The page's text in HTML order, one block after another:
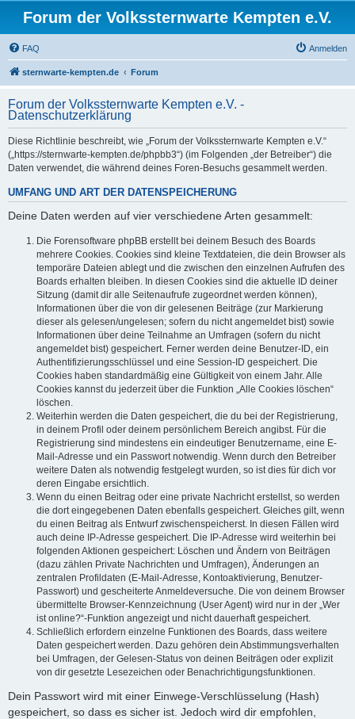
Forum der Volkssternwarte Kempten e.V.
FAQ Anmelden
sternwarte-kempten.de Forum
Forum der Volkssternwarte Kempten e.V. -
Datenschutzerklärung
Diese Richtlinie beschreibt, wie „Forum der Volkssternwarte Kempten e.V.“
(„https://sternwarte-kempten.de/phpbb3“) (im Folgenden „der Betreiber“) die
Daten verwendet, die während deines Foren-Besuchs gesammelt werden.
UMFANG UND ART DER DATENSPEICHERUNG
Deine Daten werden auf vier verschiedene Arten gesammelt:
Die Forensoftware phpBB erstellt bei deinem Besuch des Boards
mehrere Cookies. Cookies sind kleine Textdateien, die dein Browser als
temporäre Dateien ablegt und die zwischen den einzelnen Aufrufen des
Boards erhalten bleiben. In diesen Cookies sind die aktuelle ID deiner
Sitzung (damit dir alle Seitenaufrufe zugeordnet werden können),
Informationen über die von dir gelesenen Beiträge (zur Markierung
dieser als gelesen/ungelesen; sofern du nicht angemeldet bist) sowie
Informationen über deine Teilnahme an Umfragen (sofern du nicht
angemeldet bist) gespeichert. Ferner werden deine Benutzer-ID, ein
Authentifizierungsschlüssel und eine Session-ID gespeichert. Die
Cookies haben standardmäßig eine Gültigkeit von einem Jahr. Alle
Cookies kannst du jederzeit über die Funktion „Alle Cookies löschen“
löschen.
Weiterhin werden die Daten gespeichert, die du bei der Registrierung,
in deinem Profil oder deinem persönlichem Bereich angibst. Für die
Registrierung sind mindestens ein eindeutiger Benutzername, eine E-
Mail-Adresse und ein Passwort notwendig. Wenn durch den Betreiber
weitere Daten als notwendig festgelegt wurden, so ist dies für dich vor
deren Eingabe ersichtlich.
Wenn du einen Beitrag oder eine private Nachricht erstellst, so werden
die dort eingegebenen Daten ebenfalls gespeichert. Gleiches gilt, wenn
du einen Beitrag als Entwurf zwischenspeicherst. In diesen Fällen wird
auch deine IP-Adresse gespeichert. Die IP-Adresse wird weiterhin bei
folgenden Aktionen gespeichert: Löschen und Ändern von Beiträgen
(dazu zählen Private Nachrichten und Umfragen), Änderungen an
zentralen Profildaten (E-Mail-Adresse, Kontoaktivierung, Benutzer-
Passwort) und gescheiterte Anmeldeversuche. Die von deinem Browser
übermittelte Browser-Kennzeichnung (User Agent) wird nur in der „Wer
ist online?“-Funktion angezeigt und nicht dauerhaft gespeichert.
Schließlich erfordern einzelne Funktionen des Boards, dass weitere
Daten gespeichert werden. Dazu gehören dein Abstimmungsverhalten
bei Umfragen, der Gelesen-Status von deinen Beiträgen oder explizit
von dir gesetzte Lesezeichen oder Benachrichtigungsfunktionen.
Dein Passwort wird mit einer Einwege-Verschlüsselung (Hash)
gespeichert, so dass es sicher ist. Jedoch wird dir empfohlen,